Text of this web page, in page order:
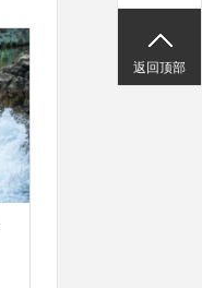
返回顶部